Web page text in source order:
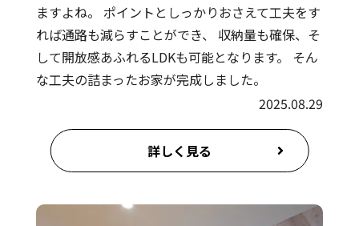
ますよね。 ポイントとしっかりおさえて工夫をす
れば通路も減らすことができ、 収納量も確保、そ
して開放感あふれるLDKも可能となります。 そん
な工夫の詰まったお家が完成しました。
2025.08.29
詳しく見る